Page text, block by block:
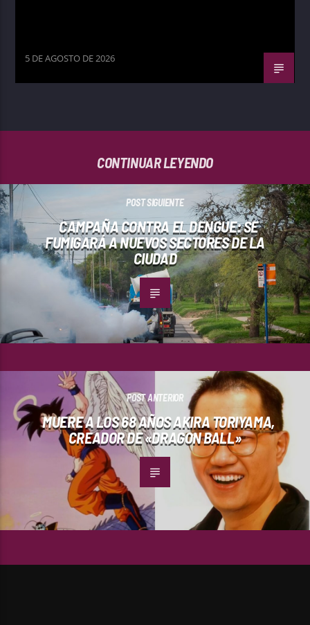
5 DE AGOSTO DE 2026
CONTINUAR LEYENDO
POST SIGUIENTE
CAMPAÑA CONTRA EL DENGUE: SE
FUMIGARÁ A NUEVOS SECTORES DE LA
CIUDAD
POST ANTERIOR
MUERE A LOS 68 AÑOS AKIRA TORIYAMA,
CREADOR DE «DRAGON BALL»